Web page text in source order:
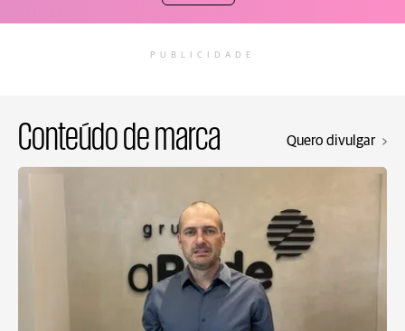
PUBLICIDADE
Conteúdo de marca Quero divulgar